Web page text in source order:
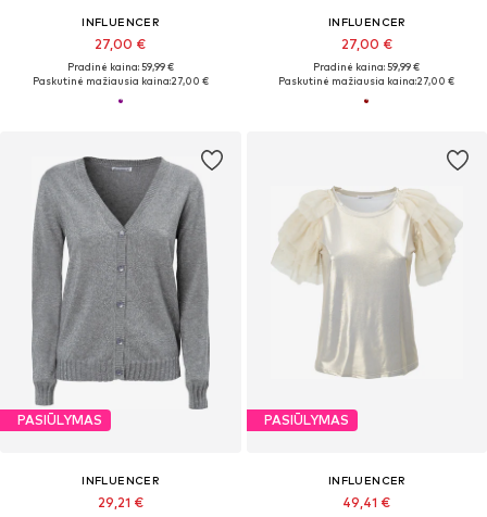
INFLUENCER
27,00 €
Pradinė kaina: 59,99 €
Paskutinė mažiausia kaina:27,00 €
INFLUENCER
27,00 €
Pradinė kaina: 59,99 €
Paskutinė mažiausia kaina:27,00 €
PASIŪLYMAS
INFLUENCER
29,21 €
PASIŪLYMAS
INFLUENCER
49,41 €